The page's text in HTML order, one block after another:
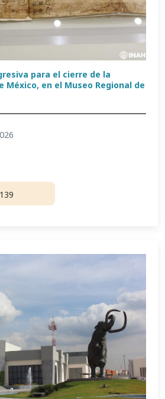
para el cierre de la
México, en el Museo Regional de